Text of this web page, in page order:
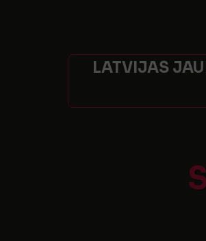
LATVIJAS